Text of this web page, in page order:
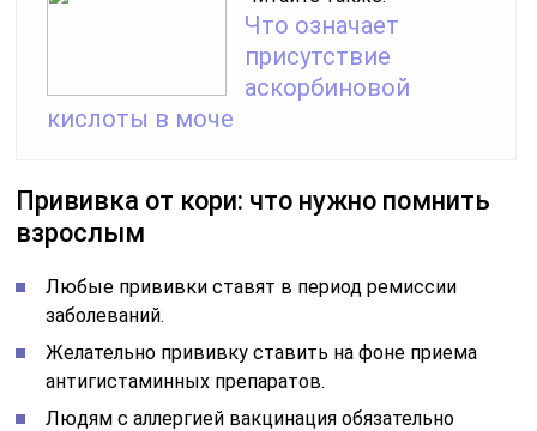
Что означает
присутствие
аскорбиновой
кислоты в моче
Прививка от кори: что нужно помнить
взрослым
Любые прививки ставят в период ремиссии
заболеваний.
Желательно прививку ставить на фоне приема
антигистаминных препаратов.
Людям с аллергией вакцинация обязательно